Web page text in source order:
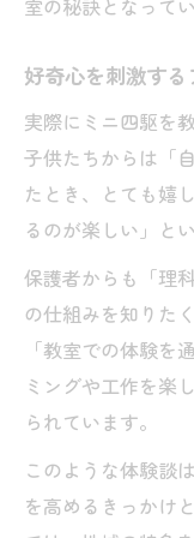
室の秘訣となってい
好奇心を刺激す
実際にミニ四駆を
子供たちからは「
たとき、とても嬉
るのが楽しい」と
保護者からも「理
の仕組みを知りた
「教室での体験を
ミングや工作を楽
られています。
このような体験談
を高めるきっかけ